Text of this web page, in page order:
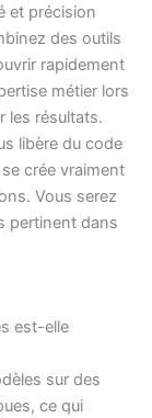
et précision
des outils
rapidement
métier lors
les résultats.
libère du code
crée vraiment
Vous serez
pertinent dans
est-elle
sur des
ce qui